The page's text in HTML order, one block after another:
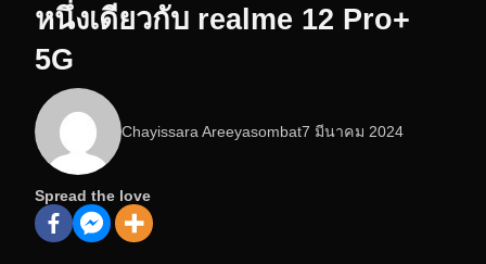
หนึ่งเดียวกับ realme 12 Pro+
5G
Chayissara Areeyasombat7 มีนาคม 2024
Spread the love